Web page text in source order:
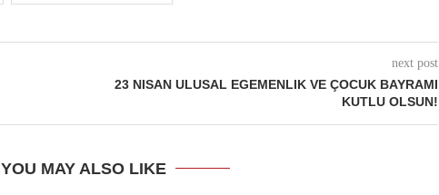
next post
23 NISAN ULUSAL EGEMENLIK VE ÇOCUK BAYRAMI
KUTLU OLSUN!
YOU MAY ALSO LIKE